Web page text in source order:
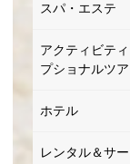
スパ・エステ
アクティビテ
プショナルツ
ホテル
レンタル＆サ